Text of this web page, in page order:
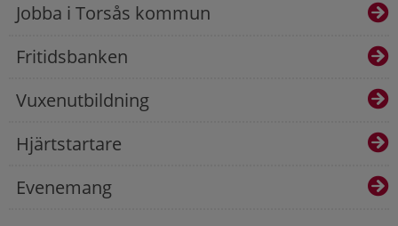
Jobba i Torsås kommun
Fritidsbanken
Vuxenutbildning
Hjärtstartare
Evenemang